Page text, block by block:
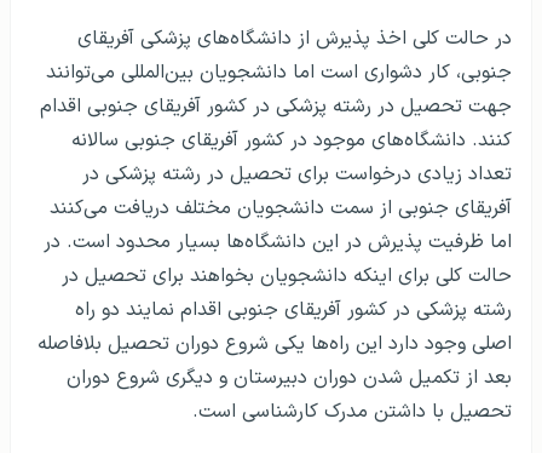
در حالت کلی اخذ پذیرش از دانشگاه‌های پزشکی آفریقای
جنوبی، کار دشواری است اما دانشجویان بین‌المللی می‌توانند
جهت تحصیل در رشته پزشکی در کشور آفریقای جنوبی اقدام
کنند. دانشگاه‌های موجود در کشور آفریقای جنوبی سالانه
تعداد زیادی درخواست برای تحصیل در رشته پزشکی در
آفریقای جنوبی از سمت دانشجویان مختلف دریافت می‌کنند
اما ظرفیت پذیرش در این دانشگاه‌ها بسیار محدود است. در
حالت کلی برای اینکه دانشجویان بخواهند برای تحصیل در
رشته پزشکی در کشور آفریقای جنوبی اقدام نمایند دو راه
اصلی وجود دارد این راه‌ها یکی شروع دوران تحصیل بلافاصله
بعد از تکمیل شدن دوران دبیرستان و دیگری شروع دوران
تحصیل با داشتن مدرک کارشناسی است.